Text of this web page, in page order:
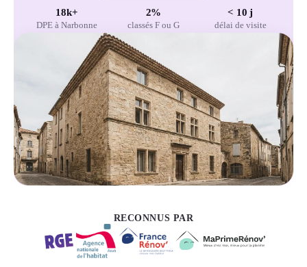
18k+
DPE à Narbonne
2%
classés F ou G
< 10 j
délai de visite
RECONNUS PAR